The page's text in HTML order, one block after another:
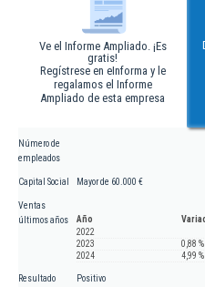
Ve el Informe Ampliado. ¡Es
gratis!
Regístrese en eInforma y le
regalamos el Informe
Ampliado de esta empresa
Número de
empleados
Capital Social Mayor de 60.000 €
Ventas
últimos años
Año
2022
2023
0,88 %
2024
4,99 %
Resultado
Positivo